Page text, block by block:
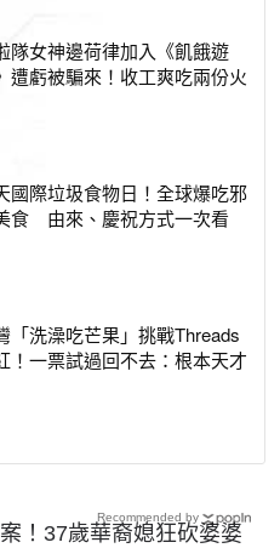
隊女神邊荷律加入《飢餓遊
遭虧被騙來！收工爽吃兩份火
國際垃圾食物日！全球爆吃邪
食 由來、慶祝方式一次看
「洗澡吃芒果」挑戰Threads
！一票試過回不去：根本天才
！37歲華裔媳狂砍婆婆
Recommended by